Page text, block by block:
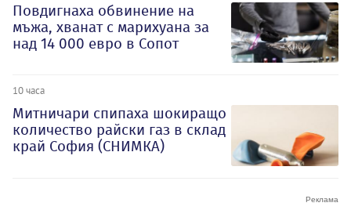
Повдигнаха обвинение на
мъжа, хванат с марихуана за
над 14 000 евро в Сопот
10 часа
Митничари спипаха шокиращо
количество райски газ в склад
край София (СНИМКА)